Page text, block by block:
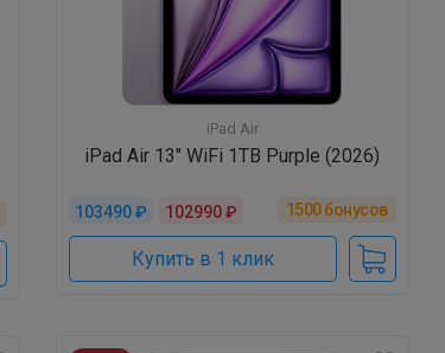
iPad Air
iPad Air 13" WiFi 1TB Purple (2026)
103490 ₽ 102990 ₽ 1500бонусов
Купить в 1 клик